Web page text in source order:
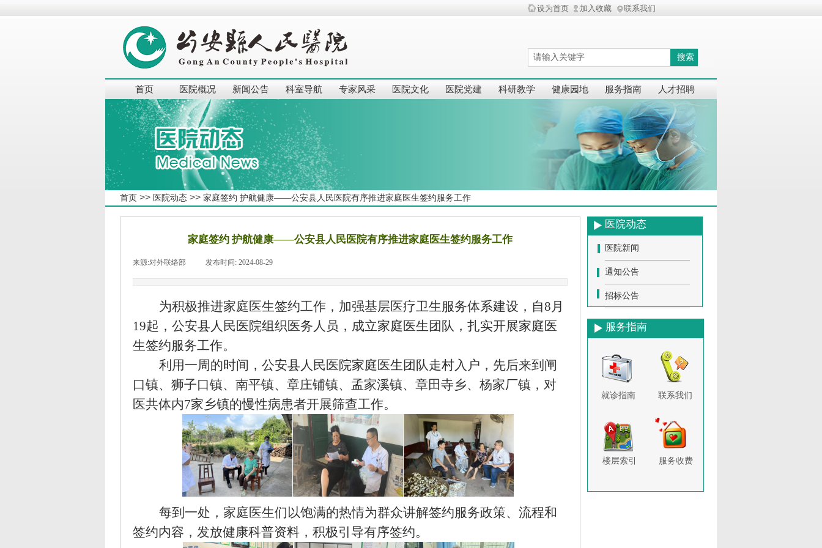
设为首页 加入收藏 联系我们
搜索
首页 医院概况 新闻公告 科室导航 专家风采 医院文化 医院党建 科研教学 健康园地 服务指南 人才招聘
首页 >> 医院动态 >> 家庭签约 护航健康——公安县人民医院有序推进家庭医生签约服务工作
家庭签约 护航健康——公安县人民医院有序推进家庭医生签约服务工作
来源:对外联络部 发布时间: 2024-08-29
为积极推进家庭医生签约工作，加强基层医疗卫生服务体系建设， 自8月
19起 ，公安县人民医院组织医务人员，成立家庭医生团队，扎实开展家庭医
生签约服务工作。
利用一周的时间，公安县人民医院家庭医生团队走村入户，先后来到闸
口镇、狮子口镇、南平镇、章庄铺镇、孟家溪镇、章田寺乡、杨家厂镇，对
医共体内7家乡镇的慢性病患者开展筛查工作。
每到一处，家庭医生们以饱满的热情为群众讲解签约服务政策、流程和
签约内容，发放健康科普资料，积极引导有序签约。
医院动态
医院新闻
通知公告
招标公告
服务指南
联系我们
就诊指南
楼层索引 服务收费